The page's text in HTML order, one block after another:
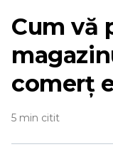
Cum vă
comerț
5 min citit